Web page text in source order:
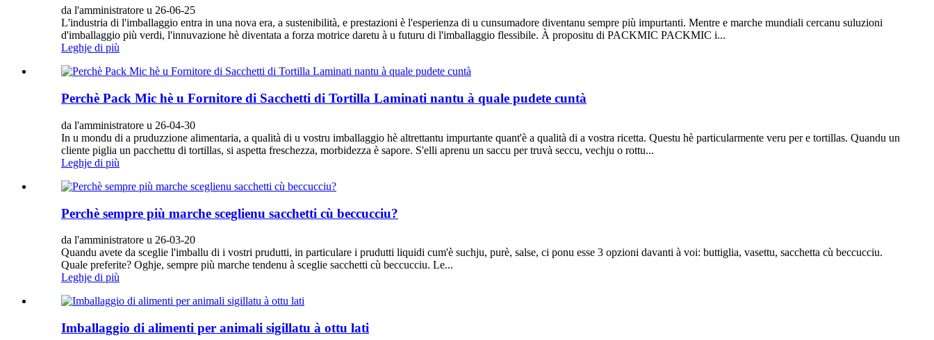
da l'amministratore u 26-06-25
L'industria di l'imballaggio entra in una nova era, a sustenibilità, e prestazioni è l'esperienza di u cunsumadore diventanu sempre più impurtanti. Mentre e marche mundiali cercanu suluzioni
d'imballaggio più verdi, l'innuvazione hè diventata a forza motrice daretu à u futuru di l'imballaggio flessibile. À propositu di PACKMIC PACKMIC i...
Leghje di più
Perchè Pack Mic hè u Fornitore di Sacchetti di Tortilla Laminati nantu à quale pudete cuntà
da l'amministratore u 26-04-30
In u mondu di a pruduzzione alimentaria, a qualità di u vostru imballaggio hè altrettantu impurtante quant'è a qualità di a vostra ricetta. Questu hè particularmente veru per e tortillas. Quandu un
cliente piglia un pacchettu di tortillas, si aspetta freschezza, morbidezza è sapore. S'elli aprenu un saccu per truvà seccu, vechju o rottu...
Leghje di più
Perchè sempre più marche sceglienu sacchetti cù beccucciu?
da l'amministratore u 26-03-20
Quandu avete da sceglie l'imballu di i vostri prudutti, in particulare i prudutti liquidi cum'è suchju, purè, salse, ci ponu esse 3 opzioni davanti à voi: buttiglia, vasettu, sacchetta cù beccucciu.
Quale preferite? Oghje, sempre più marche tendenu à sceglie sacchetti cù beccucciu. Le...
Leghje di più
Imballaggio di alimenti per animali sigillatu à ottu lati